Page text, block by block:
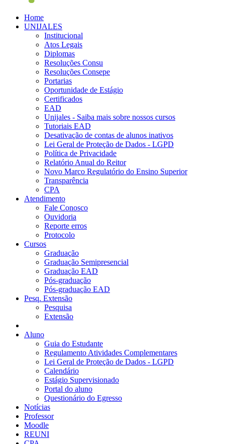
Home
UNIJALES
Institucional
Atos Legais
Diplomas
Resoluções Consu
Resoluções Consepe
Portarias
Oportunidade de Estágio
Certificados
EAD
Unijales - Saiba mais sobre nossos cursos
Tutoriais EAD
Desativação de contas de alunos inativos
Lei Geral de Proteção de Dados - LGPD
Política de Privacidade
Relatório Anual do Reitor
Novo Marco Regulatório do Ensino Superior
Transparência
CPA
Atendimento
Fale Conosco
Ouvidoria
Reporte erros
Protocolo
Cursos
Graduação
Graduação Semipresencial
Graduação EAD
Pós-graduação
Pós-graduação EAD
Pesq. Extensão
Pesquisa
Extensão
Aluno
Guia do Estudante
Regulamento Atividades Complementares
Lei Geral de Proteção de Dados - LGPD
Calendário
Estágio Supervisionado
Portal do aluno
Questionário do Egresso
Notícias
Professor
Moodle
REUNI